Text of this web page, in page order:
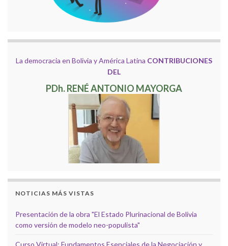
La democracia en Bolivia y América Latina CONTRIBUCIONES
DEL
PDh. RENÉ ANTONIO MAYORGA
NOTICIAS MÁS VISTAS
Presentación de la obra "El Estado Plurinacional de Bolivia
como versión de modelo neo-populista"
Curso Virtual: Fundamentos Esenciales de la Negociación y